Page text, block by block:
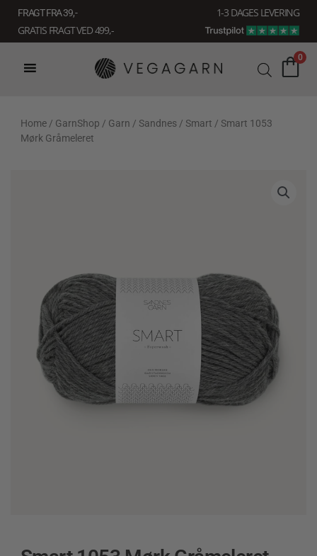
indholdet
FRAGT FRA 39, -
1-3 DAGES LEVERING
GRATIS FRAGT VED 499,-
0
Home / GarnShop / Garn / Sandnes / Smart / Smart 1053
Mørk Gråmeleret